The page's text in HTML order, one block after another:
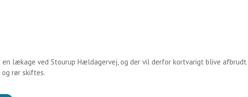
lækage ved Stourup Hældagervej, og der vil derfor kortvarigt blive
rør skiftes.